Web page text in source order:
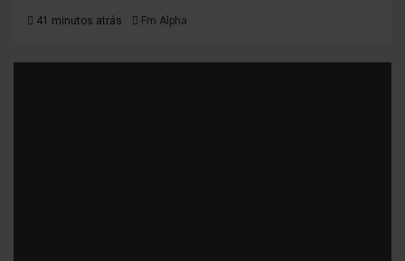
41 minutos atrás Fm Alpha